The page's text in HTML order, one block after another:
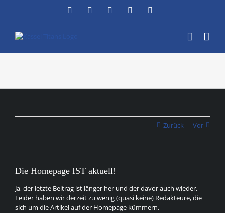
FacebookInstagramYouTubeFlickr
Zurück Vor
Die Homepage IST aktuell!
Ja, der letzte Beitrag ist länger her und der davor auch wieder.
Leider haben wir derzeit zu wenig (quasi keine) Redakteure, die
sich um die Artikel auf der Homepage kümmern.